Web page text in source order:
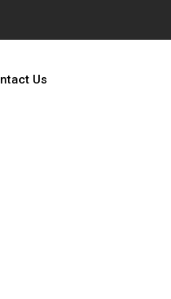
எங்களை யார்
Us